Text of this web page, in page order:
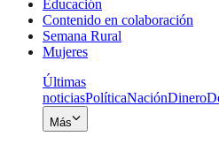
Educación
Contenido en colaboración
Semana Rural
Mujeres
Últimas
noticiasPolíticaNaciónDinero
Más